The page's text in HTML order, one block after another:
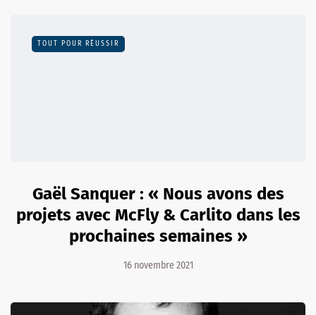
TOUT POUR RÉUSSIR
Gaël Sanquer : « Nous avons des
projets avec McFly & Carlito dans les
prochaines semaines »
16 novembre 2021